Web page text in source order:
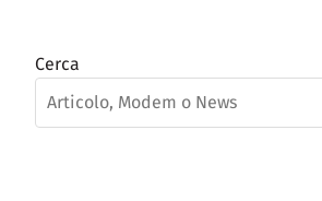
Cerca